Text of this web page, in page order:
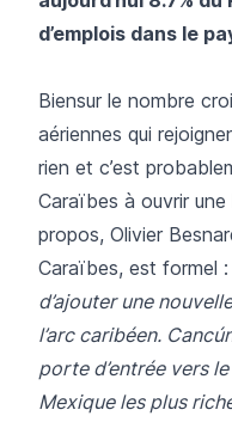
d’emplois dans le
Biensur le nombre
aériennes qui
rien et c’est
Caraïbes à ouvrir
propos, Olivier
Caraïbes, est formel :
d’ajouter une
l’arc caribéen.
porte d’entrée vers
Mexique les plus